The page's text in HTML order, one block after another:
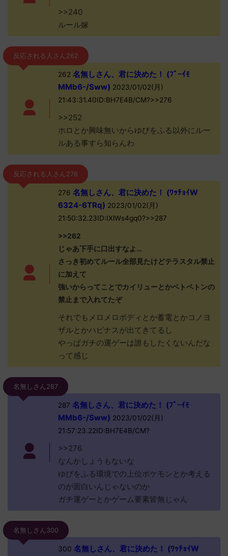
>>240
ルール嫁
反応される人さん262
262 名無しさん、君に決めた！ (ﾌﾞｰｲﾓ
MMb6-/Sww) 2023/01/02(月)
21:43:31.40ID:BH7E4B/CM?>>276
>>252
ホロとか興味無いからゆびをふる以外にルー
ルある事すら知らんわ
反応される人さん276
276 名無しさん、君に決めた！ (ﾜｯﾁｮｲW
6324-6TRq) 2023/01/02(月)
21:50:32.23ID:IXlWs4gq0?>>287
>>262
じゃあ下手に口出すなよ…
さっき初めてルール全部見たけどテラスタル禁止
に加えて
強いからってことでカイリューとかベトベトンの
禁止まで入れてたぞ
それでもメロメロボディとか蓄電とかコノヨ
ザルとかハピナスが出てきてるし
やっぱガチの運ゲーは誰もしたくないんだな
って感じ
名無しさん287
287 名無しさん、君に決めた！ (ﾌﾞｰｲﾓ
MMb6-/Sww) 2023/01/02(月)
21:57:23.22ID:BH7E4B/CM?
>>276
なんかしょうもないな
ゆびをふる環境での上位ポケモンとか考える
のが面白いんじゃないのか
ガチ運ゲーとかゲーム要素皆無じゃん
名無しさん300
300 名無しさん、君に決めた！ (ﾜｯﾁｮｲW